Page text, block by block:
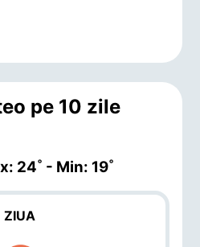
pe 10 zile
24˚ - Min: 19˚
ZIUA